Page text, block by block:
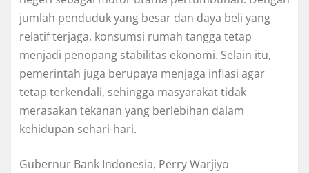
jumlah penduduk yang besar dan daya beli yang
relatif terjaga, konsumsi rumah tangga tetap
menjadi penopang stabilitas ekonomi. Selain itu,
pemerintah juga berupaya menjaga inflasi agar
tetap terkendali, sehingga masyarakat tidak
merasakan tekanan yang berlebihan dalam
kehidupan sehari-hari.
Gubernur Bank Indonesia, Perry Warjiyo